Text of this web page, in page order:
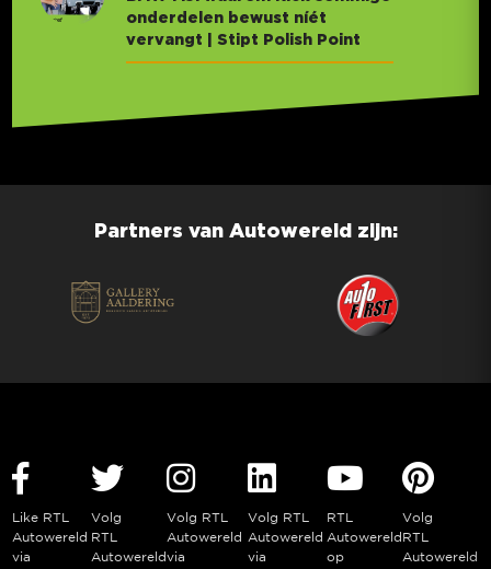
onderdelen bewust níét
vervangt | Stipt Polish Point
Partners van Autowereld zijn:
Like RTL
Autowereld
via
Volg
RTL
Autowereld
Volg RTL
Autowereld
via
Volg RTL
Autowereld
via
RTL
Autowereld
op
Volg
RTL
Autowereld